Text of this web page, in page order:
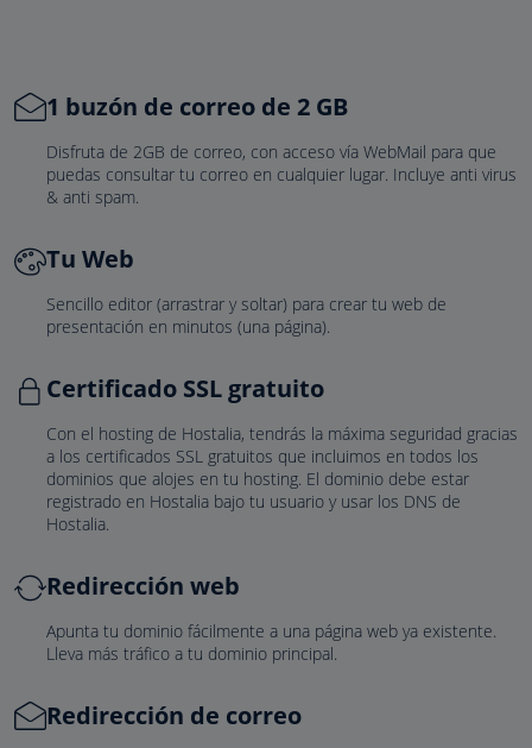
1 buzón de correo de 2 GB
Disfruta de 2GB de correo, con acceso vía WebMail para que
puedas consultar tu correo en cualquier lugar. Incluye anti virus
& anti spam.
Tu Web
Sencillo editor (arrastrar y soltar) para crear tu web de
presentación en minutos (una página).
Certificado SSL gratuito
Con el hosting de Hostalia, tendrás la máxima seguridad gracias
a los certificados SSL gratuitos que incluimos en todos los
dominios que alojes en tu hosting. El dominio debe estar
registrado en Hostalia bajo tu usuario y usar los DNS de
Hostalia.
Redirección web
Apunta tu dominio fácilmente a una página web ya existente.
Lleva más tráfico a tu dominio principal.
Redirección de correo